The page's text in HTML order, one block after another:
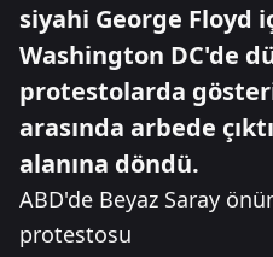
siyahi George Floyd
Washington DC'de
protestolarda
arasında arbede
alanına döndü.
ABD'de Beyaz Saray
protestosu